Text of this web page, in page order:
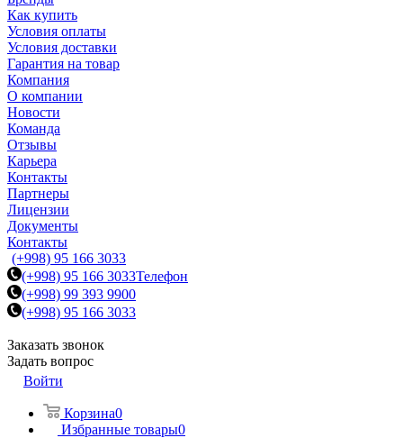
Как купить
Условия оплаты
Условия доставки
Гарантия на товар
Компания
О компании
Новости
Команда
Отзывы
Карьера
Контакты
Партнеры
Лицензии
Документы
Контакты
(+998) 95 166 3033
(+998) 95 166 3033Телефон
(+998) 99 393 9900
(+998) 95 166 3033
Заказать звонок
Задать вопрос
Войти
Корзина0
Избранные товары0